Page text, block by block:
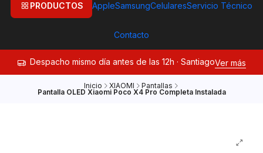
PRODUCTOS AppleSamsungCelularesServicio Técnico
Contacto
Despacho mismo día antes de las 12h · SantiagoVer más
Inicio XIAOMI Pantallas
Pantalla OLED Xiaomi Poco X4 Pro Completa Instalada